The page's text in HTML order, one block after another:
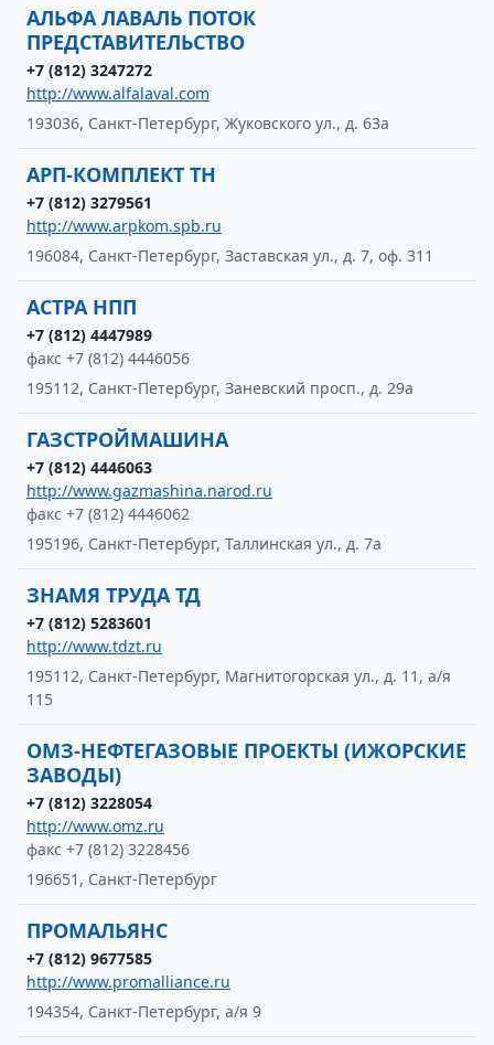
АЛЬФА ЛАВАЛЬ ПОТОК
ПРЕДСТАВИТЕЛЬСТВО
+7 (812) 3247272
http://www.alfalaval.com
193036, Санкт-Петербург, Жуковского ул., д. 63а
АРП-КОМПЛЕКТ ТН
+7 (812) 3279561
http://www.arpkom.spb.ru
196084, Санкт-Петербург, Заставская ул., д. 7, оф. 311
АСТРА НПП
+7 (812) 4447989
факс +7 (812) 4446056
195112, Санкт-Петербург, Заневский просп., д. 29а
ГАЗСТРОЙМАШИНА
+7 (812) 4446063
http://www.gazmashina.narod.ru
факс +7 (812) 4446062
195196, Санкт-Петербург, Таллинская ул., д. 7а
ЗНАМЯ ТРУДА ТД
+7 (812) 5283601
http://www.tdzt.ru
195112, Санкт-Петербург, Магнитогорская ул., д. 11, а/я
115
ОМЗ-НЕФТЕГАЗОВЫЕ ПРОЕКТЫ (ИЖОРСКИЕ
ЗАВОДЫ)
+7 (812) 3228054
http://www.omz.ru
факс +7 (812) 3228456
196651, Санкт-Петербург
ПРОМАЛЬЯНС
+7 (812) 9677585
http://www.promalliance.ru
194354, Санкт-Петербург, а/я 9